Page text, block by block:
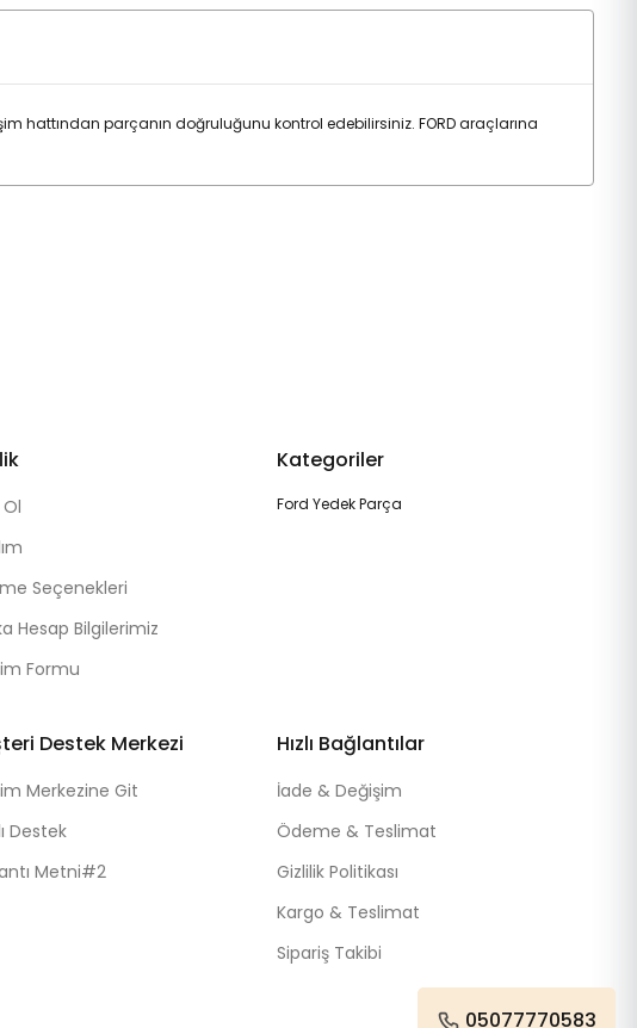
hattından parçanın doğruluğunu kontrol edebilirsiniz. FORD araçlarına
Seçenekleri
Hesap Bilgilerimiz
Formu
Kategoriler
Ford Yedek Parça
Destek Merkezi
Merkezine Git
Destek
Metni#2
Hızlı Bağlantılar
İade & Değişim
Ödeme & Teslimat
Gizlilik Politikası
Kargo & Teslimat
Sipariş Takibi
05077770583